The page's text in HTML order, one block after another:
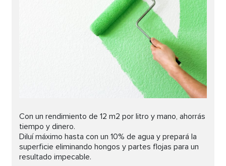
Con un rendimiento de 12 m2 por litro y mano, ahorrás
tiempo y dinero.
Diluí máximo hasta con un 10% de agua y prepará la
superficie eliminando hongos y partes flojas para un
resultado impecable.